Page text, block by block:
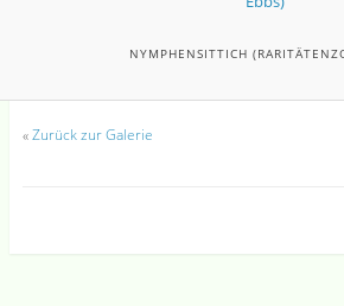
NYMPHENSITTICH
«Zurück zur Galerie